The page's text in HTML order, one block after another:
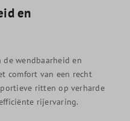
en
de wendbaarheid en
comfort van een recht
ritten op verharde
rijervaring.